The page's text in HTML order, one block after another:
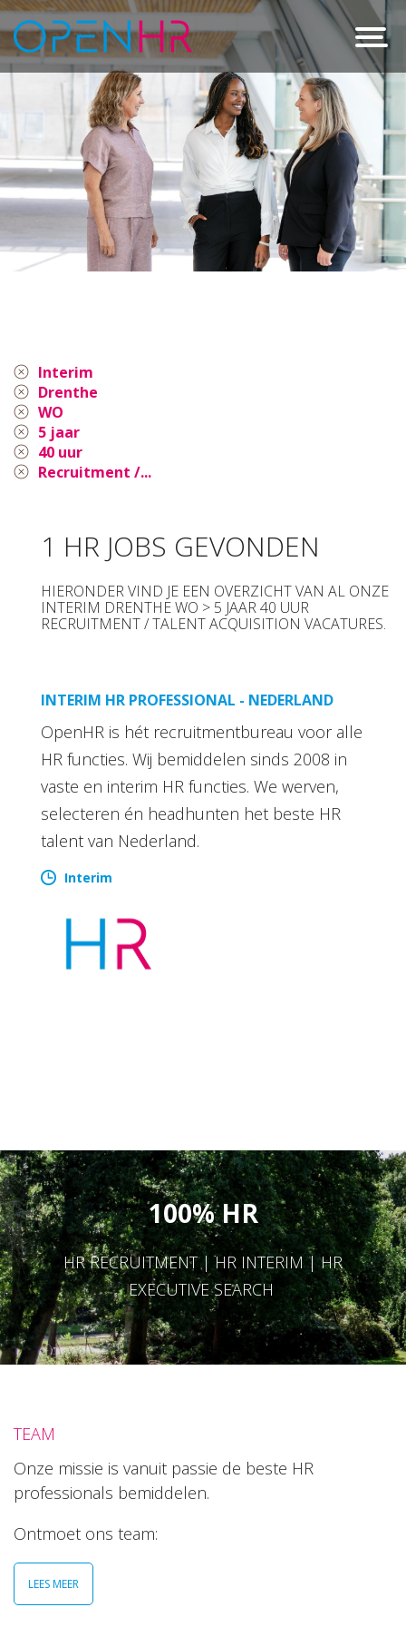
Interim
Drenthe
WO
5 jaar
40 uur
Recruitment /...
1 HR JOBS GEVONDEN
HIERONDER VIND JE EEN OVERZICHT VAN AL ONZE
INTERIM DRENTHE WO > 5 JAAR 40 UUR
RECRUITMENT / TALENT ACQUISITION VACATURES.
INTERIM HR PROFESSIONAL - NEDERLAND
OpenHR is hét recruitmentbureau voor alle
HR functies. Wij bemiddelen sinds 2008 in
vaste en interim HR functies. We werven,
selecteren én headhunten het beste HR
talent van Nederland.
Interim
100% HR
HR RECRUITMENT | HR INTERIM | HR
EXECUTIVE SEARCH
TEAM
Onze missie is vanuit passie de beste HR
professionals bemiddelen.
Ontmoet ons team:
LEES MEER